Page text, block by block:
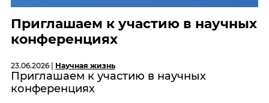
Приглашаем к участию в научных
конференциях
23.06.2026 | Научная жизнь
Приглашаем к участию в научных
конференциях